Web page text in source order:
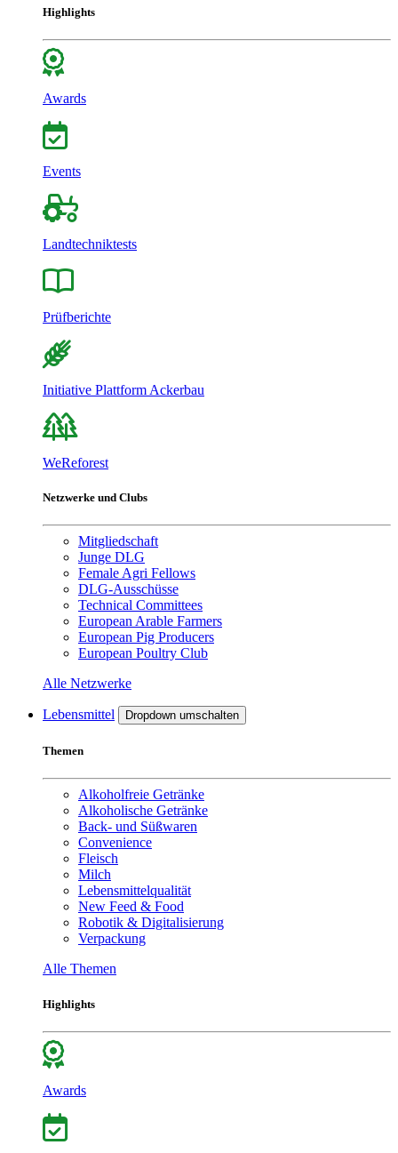
Highlights
Awards
Events
Landtechniktests
Prüfberichte
Initiative Plattform Ackerbau
WeReforest
Netzwerke und Clubs
Mitgliedschaft
Junge DLG
Female Agri Fellows
DLG-Ausschüsse
Technical Committees
European Arable Farmers
European Pig Producers
European Poultry Club
Alle Netzwerke
Lebensmittel Dropdown umschalten
Themen
Alkoholfreie Getränke
Alkoholische Getränke
Back- und Süßwaren
Convenience
Fleisch
Milch
Lebensmittelqualität
New Feed & Food
Robotik & Digitalisierung
Verpackung
Alle Themen
Highlights
Awards